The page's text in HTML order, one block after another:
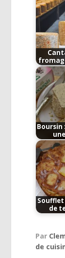
Boursin
de
Par
de